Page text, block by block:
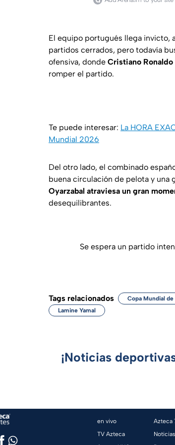
El equipo portugués llega invicto,
partidos cerrados, pero todavía
ofensiva, donde Cristiano Ronaldo
romper el partido.
Te puede interesar: La HORA
Mundial 2026
Del otro lado, el combinado
buena circulación de pelota y una
Oyarzabal atraviesa un gran
desequilibrantes.
Se espera un partido
Tags relacionados Copa Mundial de
Lamine Yamal
¡Noticias
en vivo
TV Azteca
Azteca
Noticias